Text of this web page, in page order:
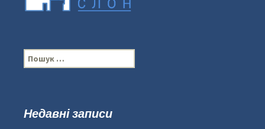
П
о
:Недавні записи